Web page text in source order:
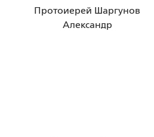
Протоиерей Шаргунов
Александр